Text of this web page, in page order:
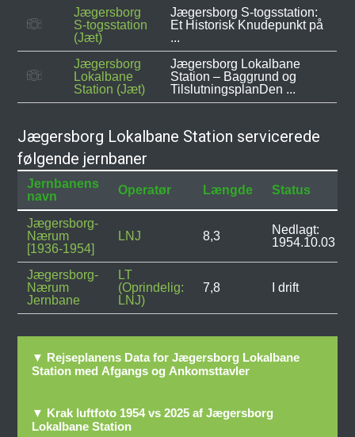
Jægersborg
S-togsstation
(Jæt)
Jægersborg S-togsstation:
Et Historisk Knudepunkt på
...
Jægersborg
Lokalbane
Station (Jæt)
Jægersborg Lokalbane
Station – Baggrund og
TilslutningsplanDen ...
Jægersborg Lokalbane Station servicerede
følgende jernbaner
Jernbanens
navn
Operatør Længde Status
Jægersborg-
Nærum
[1936-1954]
LNJ 8,3
Nedlagt:
1954.10.03
Jægersborg-
Nærum
Jernbane
LT
(Oprindelig:
LNJ)
7,8 I drift
▼ Rejseplanens Data for Jægersborg Lokalbane
Station med Afgangs og Ankomsttavler
▼ Krak luftfoto 1954 vs 2025 af Jægersborg
Lokalbane Station